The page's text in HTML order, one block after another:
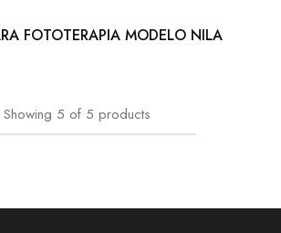
FOTOTERAPIA MODELO NILA
Showing 5 of 5 products